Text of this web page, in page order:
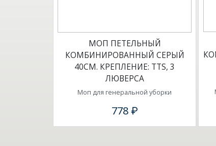
МОП ПЕТЕЛЬНЫЙ
КОМБИНИРОВАННЫЙ СЕРЫЙ
40СМ. КРЕПЛЕНИЕ: ТТS, 3
ЛЮВЕРСА
Моп для генеральной уборки
778 ₽